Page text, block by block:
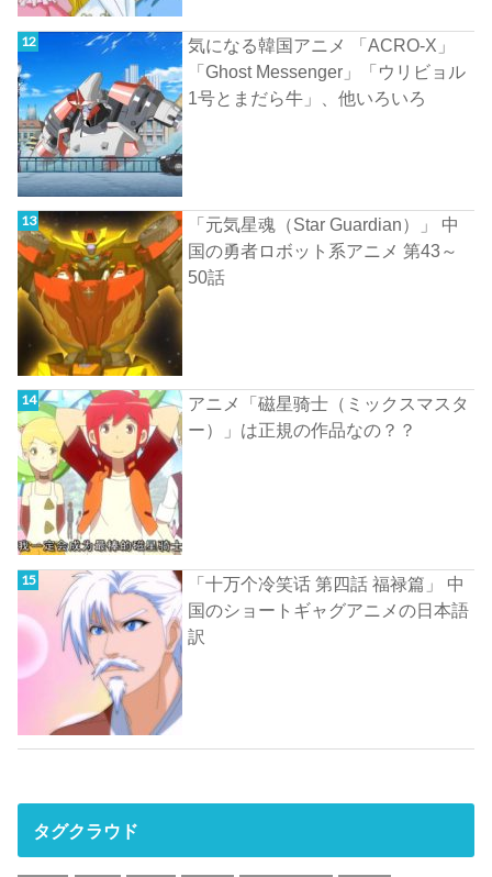
気になる韓国アニメ 「ACRO-X」
「Ghost Messenger」「ウリビョル
1号とまだら牛」、他いろいろ
「元気星魂（Star Guardian）」 中
国の勇者ロボット系アニメ 第43～
50話
アニメ「磁星骑士（ミックスマスタ
ー）」は正規の作品なの？？
「十万个冷笑话 第四話 福禄篇」 中
国のショートギャグアニメの日本語
訳
タグクラウド